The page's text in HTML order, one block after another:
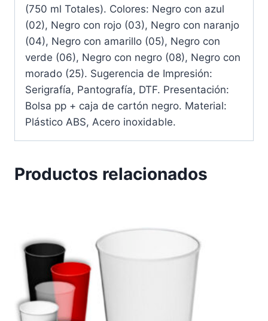
(750 ml Totales). Colores: Negro con azul
(02), Negro con rojo (03), Negro con naranjo
(04), Negro con amarillo (05), Negro con
verde (06), Negro con negro (08), Negro con
morado (25). Sugerencia de Impresión:
Serigrafía, Pantografía, DTF. Presentación:
Bolsa pp + caja de cartón negro. Material:
Plástico ABS, Acero inoxidable.
Productos relacionados